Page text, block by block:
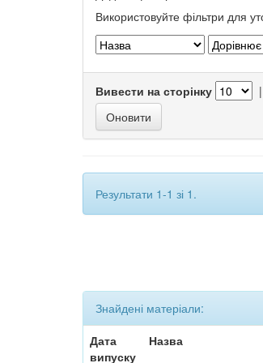
Використовуйте фільтри для
Вивести на сторінку |
Результати 1-1 зі 1.
Знайдені матеріали:
Дата
випуску
Назва